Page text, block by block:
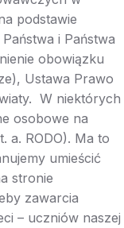
podstawie
i Państwa
obowiązku
Ustawa Prawo
W niektórych
osobowe na
a. RODO). Ma to
umieścić
stronie
zawarcia
– uczniów naszej